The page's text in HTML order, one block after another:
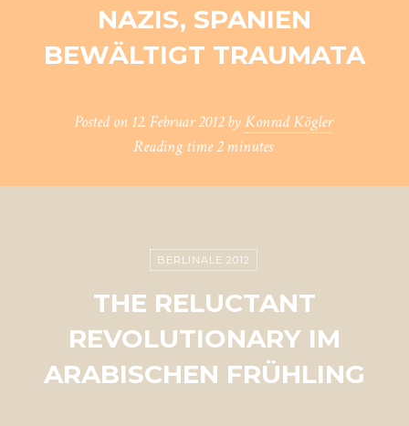
NAZIS, SPANIEN
BEWÄLTIGT TRAUMATA
Posted on 12. Februar 2012 byKonrad Kögler
Reading time2 minutes
BERLINALE 2012
THE RELUCTANT
REVOLUTIONARY IM
ARABISCHEN FRÜHLING